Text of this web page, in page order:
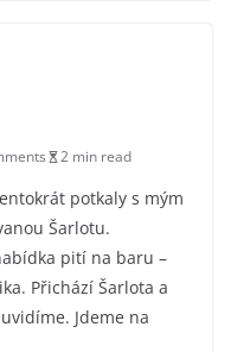
2 min read
potkaly s mým
Šarlotu.
pití na baru –
Přichází Šarlota a
Jdeme na